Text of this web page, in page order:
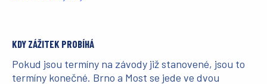
KDY ZÁŽITEK PROBÍHÁ
Pokud jsou termíny na závody již stanovené, jsou to
termíny konečné. Brno a Most se jede ve dvou